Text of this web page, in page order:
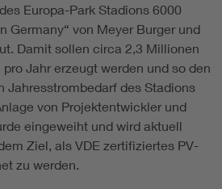
Europa-Park Stadions 6000
Germany“ von Meyer Burger und
Damit sollen circa 2,3 Millionen
Jahr erzeugt werden und so den
Jahresstrombedarf des Stadions
von Projektentwickler und
eingeweiht und wird aktuell
Ziel, als VDE zertifiziertes PV-
zu werden.